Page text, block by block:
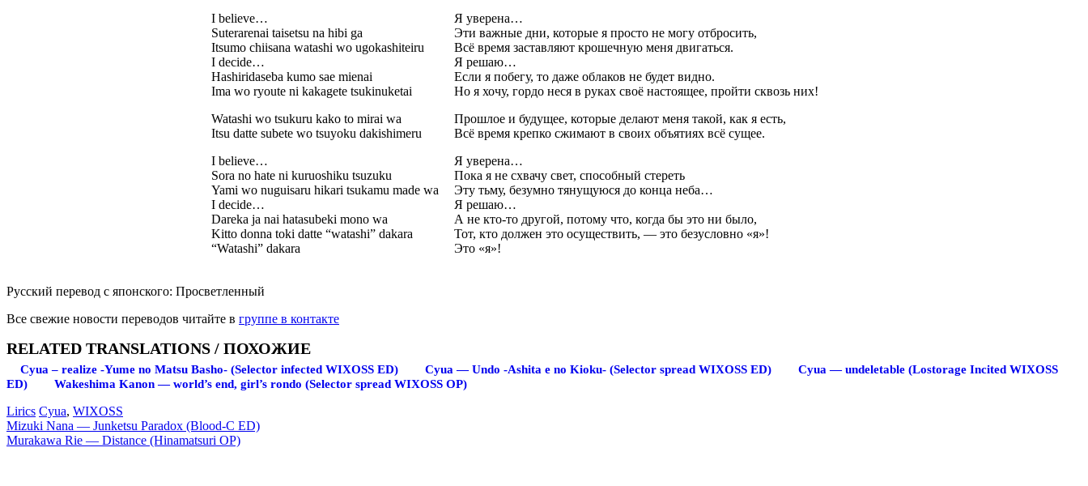
I believe…
Suterarenai taisetsu na hibi ga
Itsumo chiisana watashi wo ugokashiteiru
I decide…
Hashiridaseba kumo sae mienai
Ima wo ryoute ni kakagete tsukinuketai
Watashi wo tsukuru kako to mirai wa
Itsu datte subete wo tsuyoku dakishimeru
I believe…
Sora no hate ni kuruoshiku tsuzuku
Yami wo nuguisaru hikari tsukamu made wa
I decide…
Dareka ja nai hatasubeki mono wa
Kitto donna toki datte “watashi” dakara
“Watashi” dakara
Я уверена…
Эти важные дни, которые я просто не могу отбросить,
Всё время заставляют крошечную меня двигаться.
Я решаю…
Если я побегу, то даже облаков не будет видно.
Но я хочу, гордо неся в руках своё настоящее, пройти сквозь них!
Прошлое и будущее, которые делают меня такой, как я есть,
Всё время крепко сжимают в своих объятиях всё сущее.
Я уверена…
Пока я не схвачу свет, способный стереть
Эту тьму, безумно тянущуюся до конца неба…
Я решаю…
А не кто-то другой, потому что, когда бы это ни было,
Тот, кто должен это осуществить, — это безусловно «я»!
Это «я»!
Русский перевод с японского: Просветленный
Все свежие новости переводов читайте в группе в контакте
RELATED TRANSLATIONS / ПОХОЖИЕ
Cyua – realize -Yume no Matsu Basho- (Selector infected WIXOSS ED) Cyua — Undo -Ashita e no Kioku- (Selector spread WIXOSS ED)
Cyua — undeletable (Lostorage Incited WIXOSS
ED)
Wakeshima Kanon — world’s end, girl’s rondo (Selector spread WIXOSS OP)
Lirics Cyua, WIXOSS
Запись
навигация
Mizuki Nana — Junketsu Paradox (Blood-C ED)
Murakawa Rie — Distance (Hinamatsuri OP)